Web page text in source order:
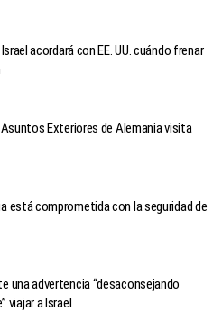
Israel acordará con EE. UU. cuándo frenar
Exteriores de Alemania visita
está comprometida con la seguridad de
una advertencia “desaconsejando
viajar a Israel